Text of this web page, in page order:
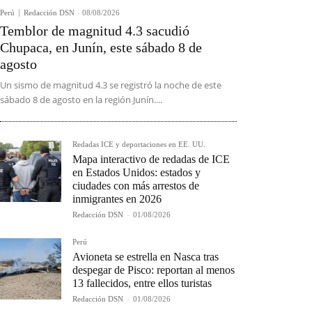
Perú Redacción DSN - 08/08/2026
Temblor de magnitud 4.3 sacudió
Chupaca, en Junín, este sábado 8 de
agosto
Un sismo de magnitud 4.3 se registró la noche de este
sábado 8 de agosto en la región Junín....
Redadas ICE y deportaciones en EE. UU.
Mapa interactivo de redadas de ICE
en Estados Unidos: estados y
ciudades con más arrestos de
inmigrantes en 2026
Redacción DSN - 01/08/2026
Perú
Avioneta se estrella en Nasca tras
despegar de Pisco: reportan al menos
13 fallecidos, entre ellos turistas
Redacción DSN - 01/08/2026